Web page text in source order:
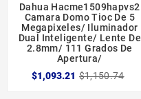
Dahua Hacme1509hapvs2
Camara Domo Tioc De 5
Megapixeles/ Iluminador
Dual Inteligente/ Lente De
2.8mm/ 111 Grados De
Apertura/
$1,093.21 $1,150.74